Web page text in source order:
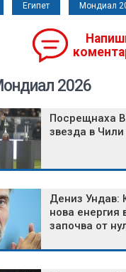
Египет Мондиал
2026
Посрещнаха
звезда в Чили
Дениз Ундав:
нова енергия
започва от